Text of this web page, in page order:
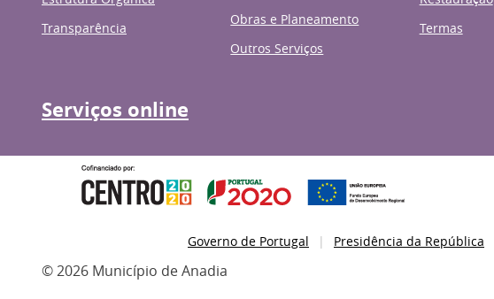
Transparência
Obras e Planeamento
Outros Serviços
Termas
Serviços online
Governo de Portugal Presidência da República
© 2026 Município de Anadia